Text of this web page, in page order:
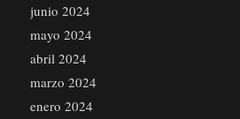
junio 2024
mayo 2024
abril 2024
marzo 2024
enero 2024